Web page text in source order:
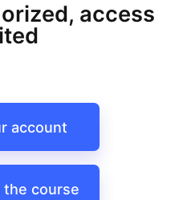
access
account
the course